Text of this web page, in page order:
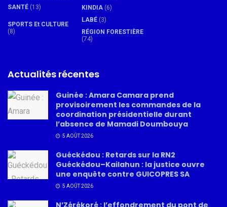
SANTÉ (13)
SPORTS Et CULTURE
(8)
KINDIA (6)
LABÉ (3)
RÉGION FORESTIÈRE
(74)
Actualités récentes
Guinée : Amara Camara prend
provisoirement les commandes de la
coordination présidentielle durant
l’absence de Mamadi Doumbouya
5 AOÛT 2026
Guéckédou : Retards sur la RN2
Guéckédou–Kailahun : la justice ouvre
une enquête contre GUICOPRES SA
5 AOÛT 2026